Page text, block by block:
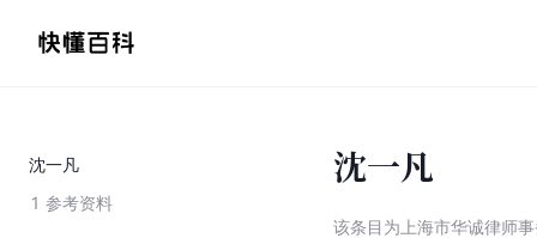
沈一凡
1 参考资料
沈一凡
该条目为 上海市华诚律师